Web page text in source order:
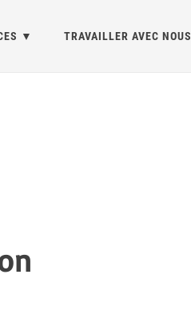
TRAVAILLER AVEC NOUS